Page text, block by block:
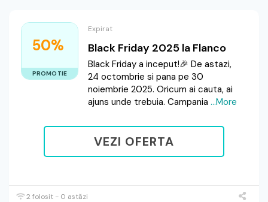
50%
PROMOTIE
Expirat
Black Friday 2025 la Flanco
Black Friday a inceput!🎉 De astazi,
24 octombrie si pana pe 30
noiembrie 2025. Oricum ai cauta, ai
ajuns unde trebuia. Campania ...More
VEZI OFERTA
2 folosit - 0 astăzi